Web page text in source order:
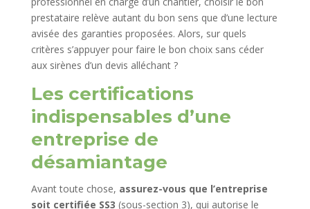
prestataire relève autant du bon sens que d’une lecture
avisée des garanties proposées. Alors, sur quels
critères s’appuyer pour faire le bon choix sans céder
aux sirènes d’un devis alléchant ?
Les certifications
indispensables d’une
entreprise de
désamiantage
Avant toute chose, assurez-vous que l’entreprise
soit certifiée SS3 (sous-section 3), qui autorise le